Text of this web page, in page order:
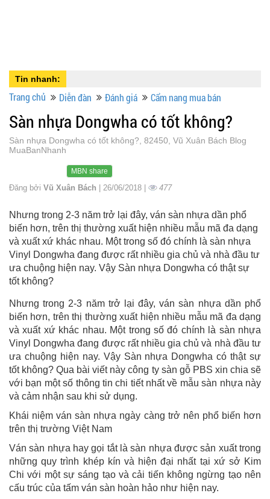
Tin nhanh:
Trang chủ Diễn đàn Đánh giá Cẩm nang mua bán
Sàn nhựa Dongwha có tốt không?
Sàn nhựa Dongwha có tốt không?, 82450, Vũ Xuân Bách Blog
MuaBanNhanh
MBN share
Đăng bởi Vũ Xuân Bách | 26/06/2018 | 477
Nhưng trong 2-3 năm trở lại đây, ván sàn nhựa dần phổ
biến hơn, trên thị thường xuất hiện nhiều mẫu mã đa dạng
và xuất xứ khác nhau. Một trong số đó chính là sàn nhựa
Vinyl Dongwha đang được rất nhiều gia chủ và nhà đầu tư
ưa chuộng hiện nay. Vậy Sàn nhựa Dongwha có thật sự
tốt không?
Nhưng trong 2-3 năm trở lại đây, ván sàn nhựa dần phổ
biến hơn, trên thị thường xuất hiện nhiều mẫu mã đa dạng
và xuất xứ khác nhau. Một trong số đó chính là sàn nhựa
Vinyl Dongwha đang được rất nhiều gia chủ và nhà đầu tư
ưa chuộng hiện nay. Vậy Sàn nhựa Dongwha có thật sự
tốt không? Qua bài viết này công ty sàn gỗ PBS xin chia sẽ
với bạn một số thông tin chi tiết nhất về mẫu sàn nhựa này
và cảm nhận sau khi sử dụng.
Khái niệm ván sàn nhựa ngày càng trở nên phổ biến hơn
trên thị trường Việt Nam
Ván sàn nhựa hay gọi tắt là sàn nhựa được sản xuất trong
những quy trình khép kín và hiện đại nhất tại xứ sở Kim
Chi với một sự sáng tạo và cải tiến không ngừng tạo nên
cấu trúc của tấm ván sàn hoàn hảo như hiện nay.